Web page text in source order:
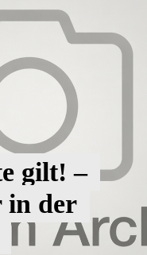
gilt! –
in der